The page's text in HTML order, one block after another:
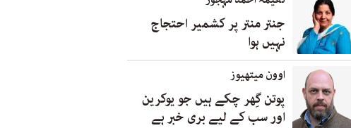
جنتر منتر پر کشمیر احتجاج
نہیں ہوا
اوون میتھیوز
پوتن گِھر چکے ہیں جو یوکرین
اور سب کے لیے بری خبر ہے